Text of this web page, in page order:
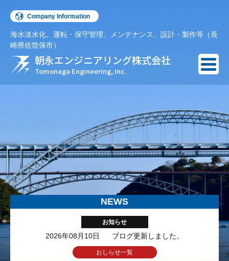
Company Information
English
Español
朝永エンジニアリング株式会社
Tomonaga Engineering, Inc.
海水淡水化、運転・保守管理、メンテナンス、設計・製作等（長
崎県佐世保市）
NEWS
お知らせ
2026年08月10日 ブログ更新しました。
おしらせ一覧